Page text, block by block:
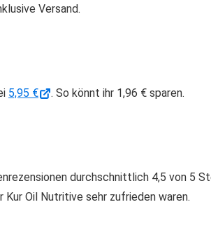
Versand.
5,95 € . So könnt ihr 1,96 € sparen.
durchschnittlich 4,5 von 5
Oil Nutritive sehr zufrieden waren.